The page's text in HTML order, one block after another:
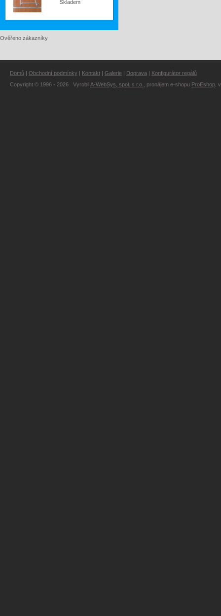
Skladem
Ověřeno zákazníky
Domů | Obchodní podmínky | Kontakt | Galerie | Doprava | Konfigurátor regálů
Copyright © 1996 - 2026 VyrobilA-WebSys, spol. s r.o. , pronájem e-shopu ProEshop ,